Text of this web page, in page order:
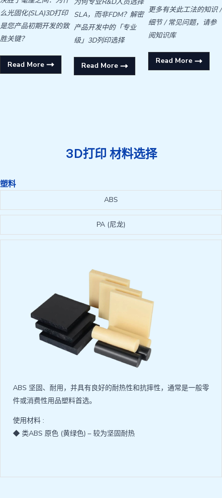
么光固化(SLA)3D打印
是您产品初期开发的致
胜关键？
Read More
SLA，而非FDM？解密
产品开发中的「专业
级」3D列印选择
Read More
更多有关此工法的知识 /
细节 / 常见问题，请参
阅知识库
Read More
3D打印 材料选择
塑料
ABS
PA (尼龙)
ABS 坚固、耐用，并具有良好的耐热性和抗摔性，通常是一般零
件或消费性用品塑料首选。
使用材料 :
◆ 类ABS 原色 (黄绿色) – 较为坚固耐热